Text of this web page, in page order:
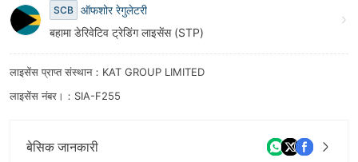
8
9
SCB ऑफशोर रेगुलेटरी
बहामा डेरिवेटिव ट्रेडिंग लाइसेंस (STP)
लाइसेंस प्राप्त संस्थान：KAT GROUP LIMITED
लाइसेंस नंबर।：SIA-F255
बेसिक जानकारी